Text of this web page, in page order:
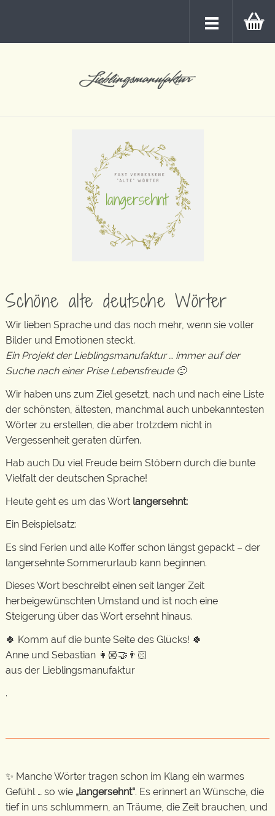
Schöne alte deutsche Wörter
Wir lieben Sprache und das noch mehr, wenn sie voller
Bilder und Emotionen steckt.
Ein Projekt der Lieblingsmanufaktur … immer auf der
Suche nach einer Prise Lebensfreude 🙂
Wir haben uns zum Ziel gesetzt, nach und nach eine Liste
der schönsten, ältesten, manchmal auch unbekanntesten
Wörter zu erstellen, die aber trotzdem nicht in
Vergessenheit geraten dürfen.
Hab auch Du viel Freude beim Stöbern durch die bunte
Vielfalt der deutschen Sprache!
Heute geht es um das Wort langersehnt:
Ein Beispielsatz:
Es sind Ferien und alle Koffer schon längst gepackt – der
langersehnte Sommerurlaub kann beginnen.
Dieses Wort beschreibt einen seit langer Zeit
herbeigewünschten Umstand und ist noch eine
Steigerung über das Wort ersehnt hinaus.
🍀 Komm auf die bunte Seite des Glücks! 🍀
Anne und Sebastian 👩🏼‍🤝‍👨🏻
aus der Lieblingsmanufaktur
.
✨ Manche Wörter tragen schon im Klang ein warmes
Gefühl … so wie „langersehnt“. Es erinnert an Wünsche, die
tief in uns schlummern, an Träume, die Zeit brauchen, und